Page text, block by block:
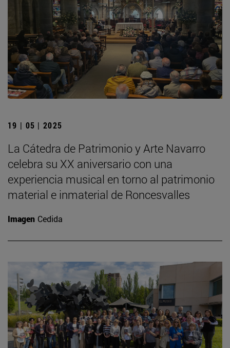
19 | 05 | 2025
La Cátedra de Patrimonio y Arte Navarro
celebra su XX aniversario con una
experiencia musical en torno al patrimonio
material e inmaterial de Roncesvalles
Imagen Cedida